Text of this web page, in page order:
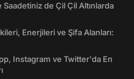
de Çil Çil Altınlarda
Enerjileri ve Şifa Alanları:
Instagram ve Twitter'da En